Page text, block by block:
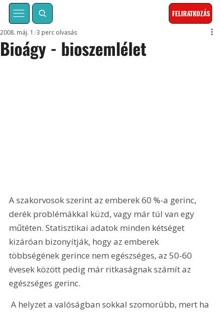
FELIRATKOZÁS
Bioágy - bioszemlélet
2008. máj. 1. 3 perc olvasás
A szakorvosok szerint az emberek 60 %-a gerinc,
derék problémákkal küzd, vagy már túl van egy
műtéten. Statisztikai adatok minden kétséget
kizáróan bizonyítják, hogy az emberek
többségének gerince nem egészséges, az 50-60
évesek között pedig már ritkaságnak számít az
egészséges gerinc.
A helyzet a valóságban sokkal szomorúbb, mert ha